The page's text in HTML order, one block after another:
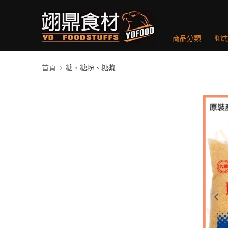
商品分類 🔖
首頁 糖、糖粉、糖漿